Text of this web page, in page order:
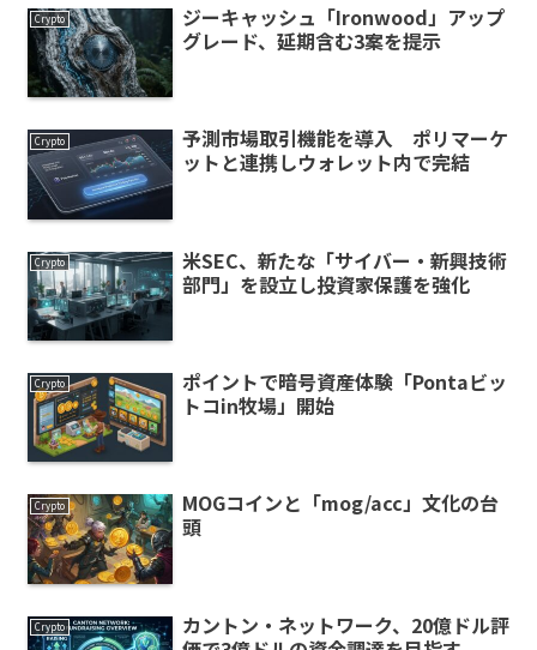
Crypto
ジーキャッシュ「Ironwood」アップ
グレード、延期含む3案を提示
Crypto
予測市場取引機能を導入 ポリマーケ
ットと連携しウォレット内で完結
Crypto
米SEC、新たな「サイバー・新興技術
部門」を設立し投資家保護を強化
Crypto
ポイントで暗号資産体験「Pontaビッ
トコin牧場」開始
Crypto
MOGコインと「mog/acc」文化の台
頭
Crypto
カントン・ネットワーク、20億ドル評